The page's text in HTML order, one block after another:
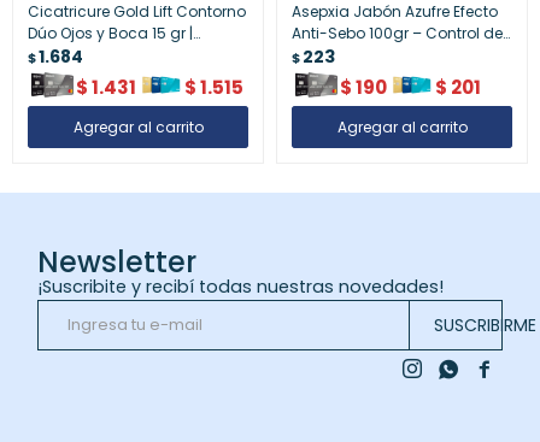
Cicatricure Gold Lift Contorno
Dúo Ojos y Boca 15 gr |
Reduce Líneas de Expresión y
Rejuvenece la Mirada
$1.684
$1.431 $1.515
Asepxia Jabón Azufre Efecto
Anti-Sebo 100gr – Control de
Grasa y Acné
$223
$190 $ 201
Newsletter
¡Suscribite y recibí todas nuestras novedades!
SUSCRIBIRME

 